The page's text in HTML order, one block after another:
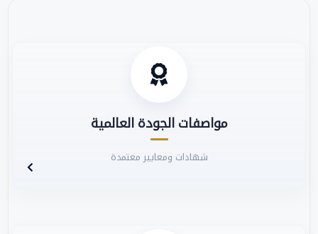
مواصفات الجودة العالمية
شهادات ومعايير معتمدة